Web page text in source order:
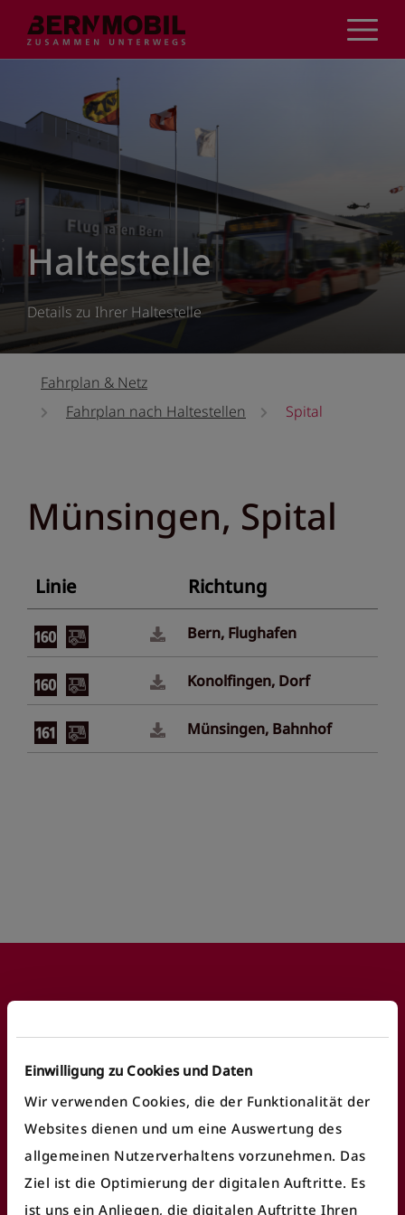
Einwilligung zu Cookies und Daten
Wir verwenden Cookies, die der Funktionalität der
Websites dienen und um eine Auswertung des
allgemeinen Nutzerverhaltens vorzunehmen. Das
Ziel ist die Optimierung der digitalen Auftritte. Es
ist uns ein Anliegen, die digitalen Auftritte Ihren
Inhalt
Haltestelle
Details zu Ihrer Haltestelle
Fahrplan & Netz
Fahrplan nach Haltestellen
Spital
Münsingen, Spital
Linie Richtung
Bern, Flughafen
Konolfingen, Dorf
Münsingen, Bahnhof
Footer
Häufige Anliegen
Fundbüro finden
Fahrausweiskontrolle
Ticket/Abo kaufen